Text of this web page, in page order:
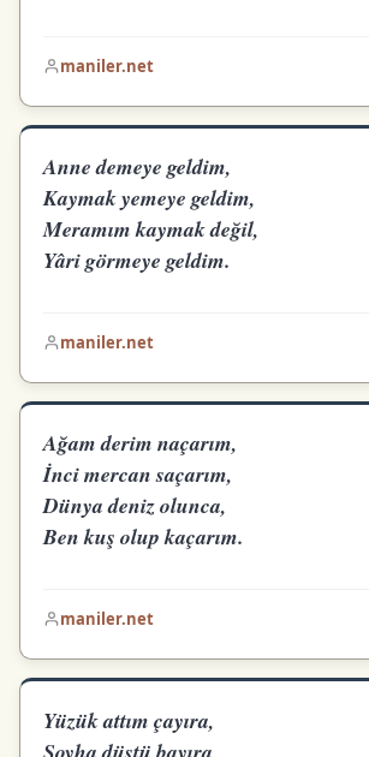
maniler.net
Anne demeye geldim,
Kaymak yemeye geldim,
Meramım kaymak değil,
Yâri görmeye geldim.
maniler.net
Ağam derim naçarım,
İnci mercan saçarım,
Dünya deniz olunca,
Ben kuş olup kaçarım.
maniler.net
Yüzük attım çayıra,